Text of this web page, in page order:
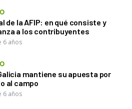
de la AFIP: en qué consiste y
a los contribuyentes
6 años
mantiene su apuesta por
al campo
6 años